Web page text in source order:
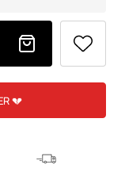
💔